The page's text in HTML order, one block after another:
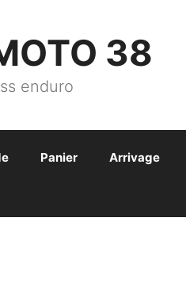
38
enduro
Panier Arrivage